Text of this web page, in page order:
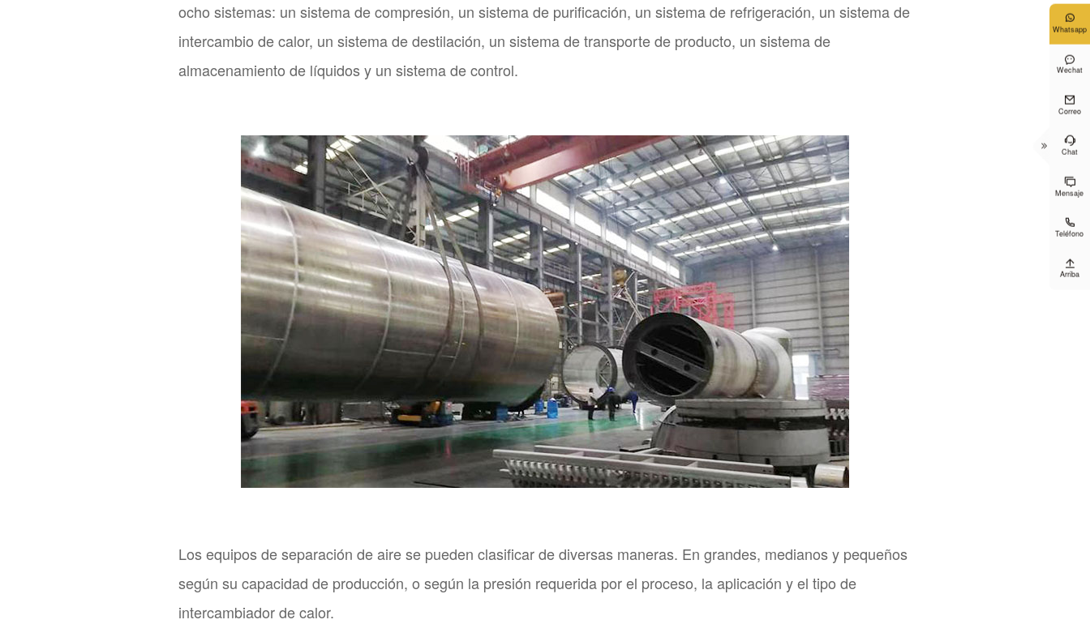
ocho sistemas: un sistema de compresión, un sistema de purificación, un sistema de refrigeración, un sistema de
intercambio de calor, un sistema de destilación, un sistema de transporte de producto, un sistema de
almacenamiento de líquidos y un sistema de control.
Los equipos de separación de aire se pueden clasificar de diversas maneras. En grandes, medianos y pequeños
según su capacidad de producción, o según la presión requerida por el proceso, la aplicación y el tipo de
intercambiador de calor.

Whatsapp

Wechat

Correo

Chat

Mensaje

Teléfono

Arriba
